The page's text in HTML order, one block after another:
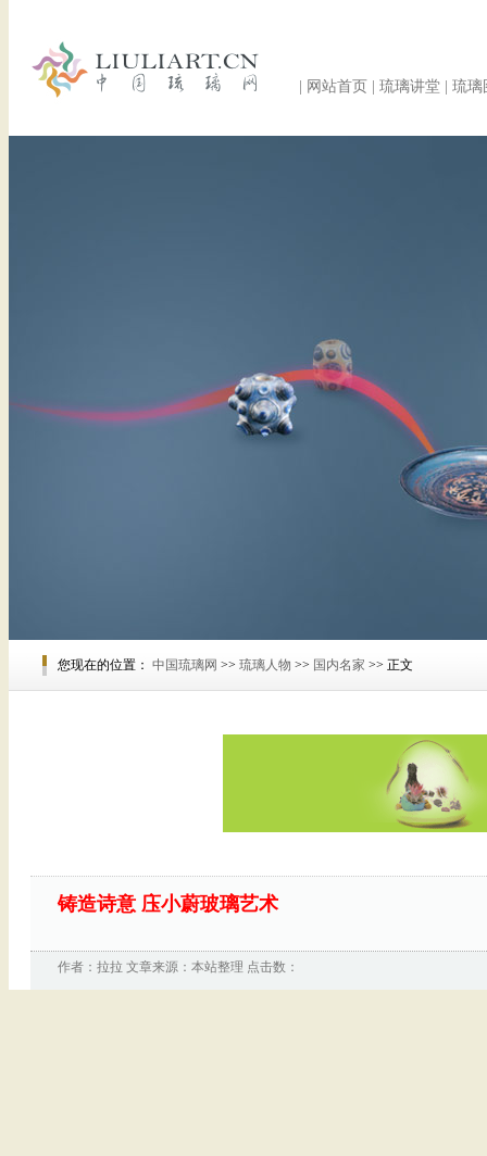
网站首页 琉璃讲堂 琉璃
您现在的位置： 中国琉璃网 >> 琉璃人物 >> 国内名家 >> 正文
铸造诗意 庒小蔚玻璃艺术
作者： 拉拉 文章来源： 本站整理 点击数：